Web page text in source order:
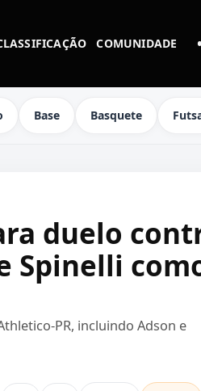
COMUNIDADE
Base Basquete
duelo
Spinelli
PR, incluindo Adson e